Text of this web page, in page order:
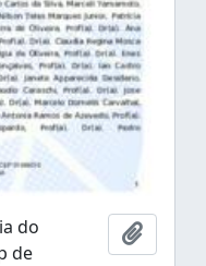
do
de